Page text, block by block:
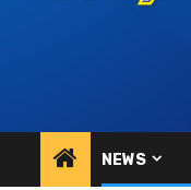
NEWS